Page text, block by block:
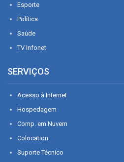
Esporte
Política
Saúde
TV Infonet
SERVIÇOS
Acesso à Internet
Hospedagem
Comp. em Nuvem
Colocation
Suporte Técnico